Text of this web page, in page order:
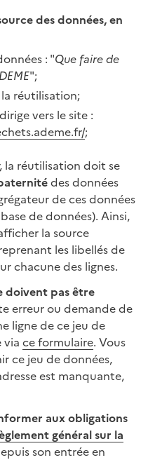
des données, en
: "Que faire de
";
réutilisation;
vers le site :
;
la réutilisation doit se
des données
de ces données
de données). Ainsi,
la source
les libellés de
chacune des lignes.
doivent pas être
erreur ou demande de
ligne de ce jeu de
via ce formulaire. Vous
ce jeu de données,
est manquante,
aux obligations
général sur la
son entrée en